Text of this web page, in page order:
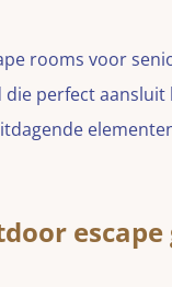
rooms voor
perfect
escape